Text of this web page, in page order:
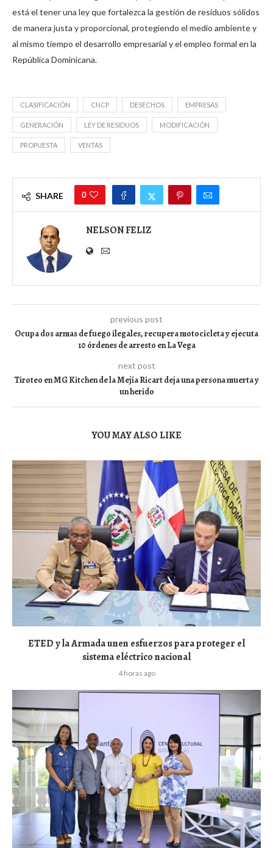
está el tener una ley que fortalezca la gestión de residuos sólidos
de manera justa y proporcional, protegiendo el medio ambiente y
al mismo tiempo el desarrollo empresarial y el empleo formal en la
República Dominicana.
CLASIFICACIÓN CNCP DESECHOS EMPRESAS
GENERACIÓN LEY DE RESIDUOS MODIFICACIÓN
PROPUESTA VENTAS
SHARE 0
NELSON FELIZ
previous post
Ocupa dos armas de fuego ilegales, recupera motocicleta y ejecuta
10 órdenes de arresto en La Vega
next post
Tiroteo en MG Kitchen de la Mejía Ricart deja una persona muerta y
un herido
YOU MAY ALSO LIKE
ETED y la Armada unen esfuerzos para proteger el
sistema eléctrico nacional
4 horas ago